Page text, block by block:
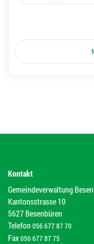
Kontakt
Gemeindeverwaltung
Kantonsstrasse 10
5627 Besenbüren
Telefon 056 677 87 70
Fax056 677 87 75